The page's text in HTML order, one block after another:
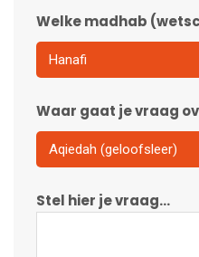
Welke madhab
Waar gaat je vraag
Stel hier je vraag...